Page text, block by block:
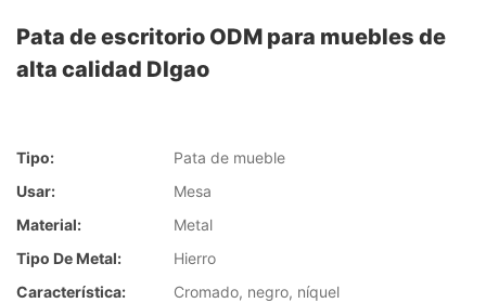
Pata de escritorio ODM para muebles de
alta calidad DIgao
Tipo:
Pata de mueble
Usar:
Mesa
Material:
Metal
Tipo De Metal:
Hierro
Característica:
Cromado, negro, níquel